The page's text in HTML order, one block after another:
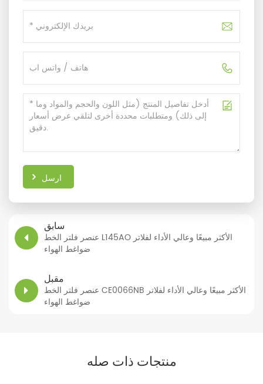
ارسل
سابق
عنصر فلتر الخط L145AO الأكثر مبيعًا وعالي الأداء لفلاتر
ضواغط الهواء
مقبل
عنصر فلتر الخط CE0066NB الأكثر مبيعًا وعالي الأداء لفلاتر
ضواغط الهواء
منتجات ذات صله